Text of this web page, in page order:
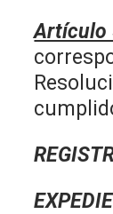
Artículo